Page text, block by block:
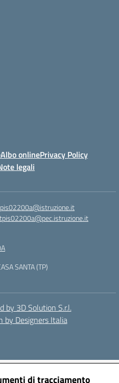
di tracciamento
Albo onlinePrivacy Policy
legali
tpis02200a@pec.istruzione.it
SANTA (TP)
by 3D Solution S.r.l.
by Designers Italia